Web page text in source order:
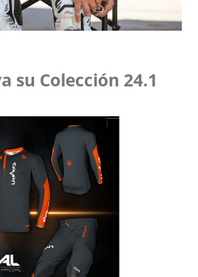
su Colección 24.1